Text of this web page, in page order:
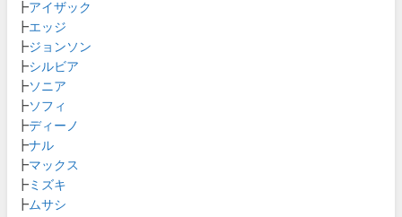
┣アイザック
┣エッジ
┣ジョンソン
┣シルビア
┣ソニア
┣ソフィ
┣ディーノ
┣ナル
┣マックス
┣ ミズキ
┣ ムサシ